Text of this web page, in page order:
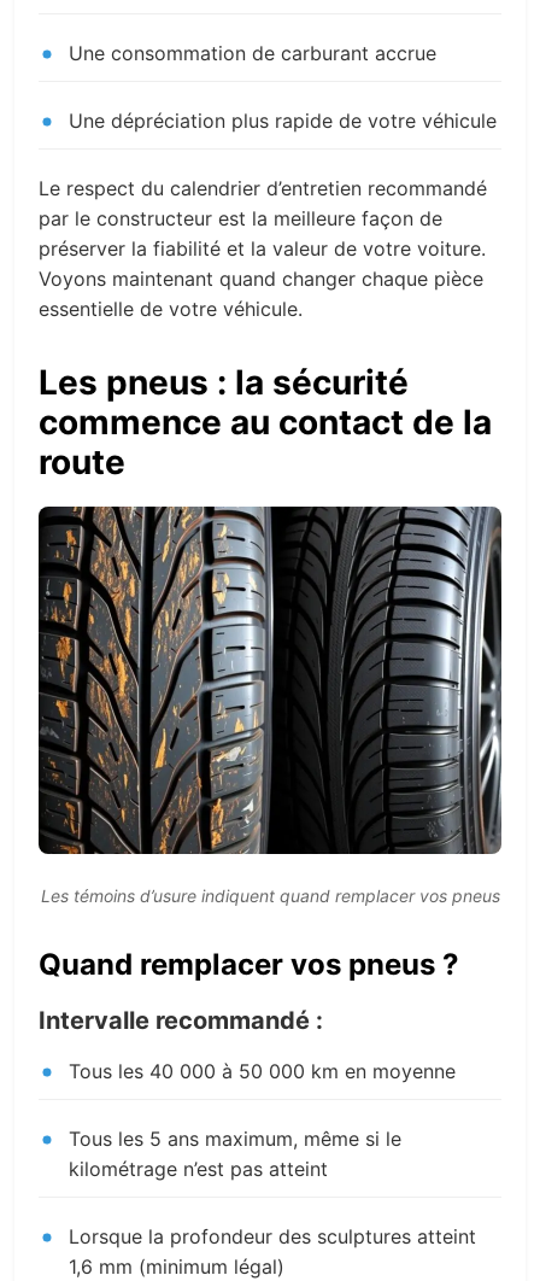
Une consommation de carburant accrue
Une dépréciation plus rapide de votre véhicule
Le respect du calendrier d’entretien recommandé
par le constructeur est la meilleure façon de
préserver la fiabilité et la valeur de votre voiture.
Voyons maintenant quand changer chaque pièce
essentielle de votre véhicule.
Les pneus : la sécurité
commence au contact de la
route
Les témoins d’usure indiquent quand remplacer vos pneus
Quand remplacer vos pneus ?
Intervalle recommandé :
Tous les 40 000 à 50 000 km en moyenne
Tous les 5 ans maximum, même si le
kilométrage n’est pas atteint
Lorsque la profondeur des sculptures atteint
1,6 mm (minimum légal)